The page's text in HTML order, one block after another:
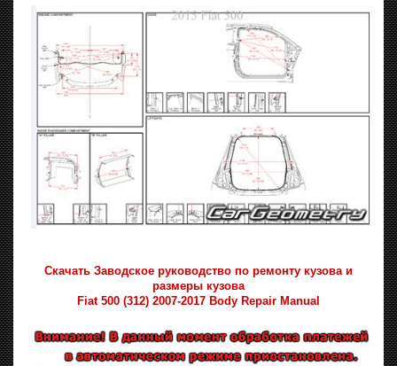
Скачать Заводское руководство по ремонту кузова и
размеры кузова
Fiat 500 (312) 2007-2017 Body Repair Manual